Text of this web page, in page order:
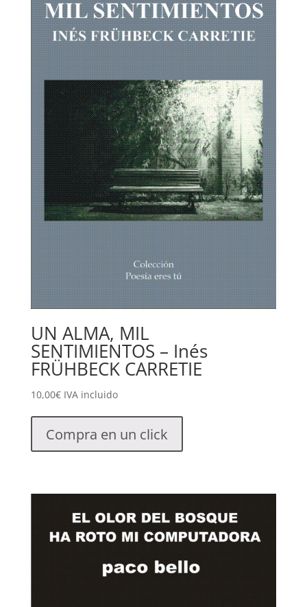
UN ALMA, MIL
SENTIMIENTOS – Inés
FRÜHBECK CARRETIE
10,00€ IVA incluido
Compra en un click